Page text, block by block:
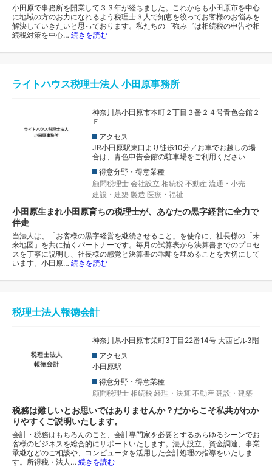
小田原で事務所を開業して３３年が経ちました。これからも小田原市を中心
に地域の方のお力になれるよう税理士３人で知恵を絞ってお客様のお悩みを
解決していきたいと思っております。私たちの゛強み゛は相続税の申告や相
続税対策を中心… 続きを読む
ライトハウス税理士法人 小田原事務所
神奈川県小田原市本町２丁目３番２４号青色会館２
Ｆ
アクセス
JR小田原駅東口より徒歩10分／お車でお越しの場
合は、青色申告会館の駐車場をご利用ください
得意分野・得意業種
顧問税理士 会社設立 相続税 不動産 流通・小売
建設・建築 製造 医療・福祉
小田原生まれ小田原育ちの税理士が、あなたの黒字経営に全力で
伴走
当法人は、「お客様の黒字経営を継続させること」を使命に、社長様の「未
来地図」を共に描くパートナーです。毎月の試算表から決算書までのプロセ
スを丁寧に説明し、社長様の感覚と決算書の乖離を埋めることを大切にして
います。小田原… 続きを読む
税理士法人報徳会計
神奈川県小田原市栄町3丁目22番14号 大西ビル3階
アクセス
小田原駅
得意分野・得意業種
顧問税理士 相続税 経理・決算 不動産 建設・建築
税務は難しいとお思いではありませんか？だからこそ私共がわか
りやすくご説明いたします。
会計・税務はもちろんのこと、会計専門家を必要とするあらゆるシーンでお
客様のビジネスを総合的にサポートいたします。法人設立、資金調達、事業
承継などのご相談や、コンピュータを活用した会計処理の指導をいたしま
す。所得税・法人… 続きを読む